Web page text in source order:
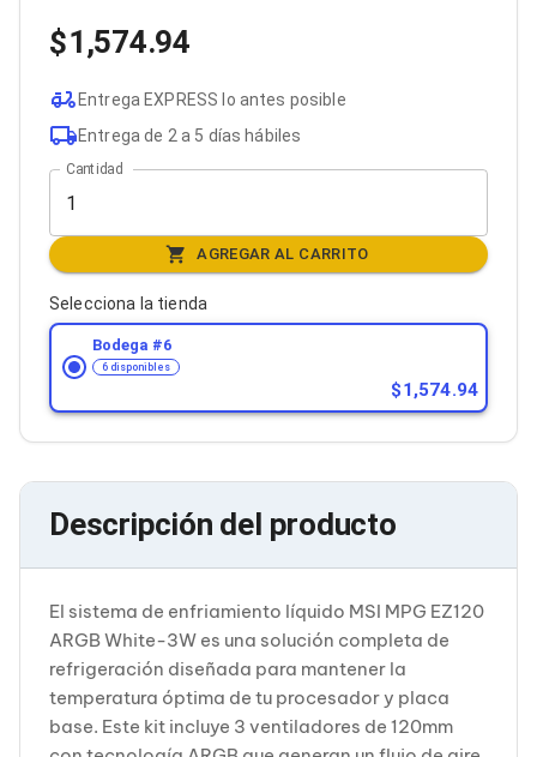
Mousepads
Teclados
Controles de Juego para PC
Servidores
Racks y Gabinetes
Charolas para Racks y Gabinetes
Cableado Estructurado para Servidores
Cables KVM
Fuentes de Poder
Enfriamiento para Servidores
Soportes y Paneles
Sistemas Operativos para Servidores
Servidores
Ultrium
Discos Duros / SSD / NAS
Gabinetes de Discos Duros
Discos Duros Externos
Discos Duros para NAS
Discos Duros para Videovigilancia
Accesorios para SSD
Gabinetes para SSD
Almacenamiento MSA
Discos Duros Internos para PC
Discos Duros Internos para Laptop
Monitores
1,574.94
Entrega EXPRESS lo antes posible
Entrega de 2 a 5 días hábiles
Cantidad
AGREGAR AL CARRITO
Selecciona la tienda
Bodega #6
6 disponibles
1,574.94
Descripción del producto
El sistema de enfriamiento líquido MSI MPG EZ120
ARGB White-3W es una solución completa de
refrigeración diseñada para mantener la
temperatura óptima de tu procesador y placa
base. Este kit incluye 3 ventiladores de 120mm